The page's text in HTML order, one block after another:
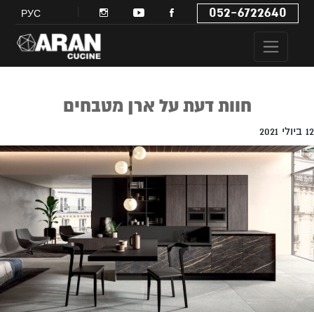
РУС 052-6722640
חוות דעת על ארן מטבחים
12 ביולי 2021